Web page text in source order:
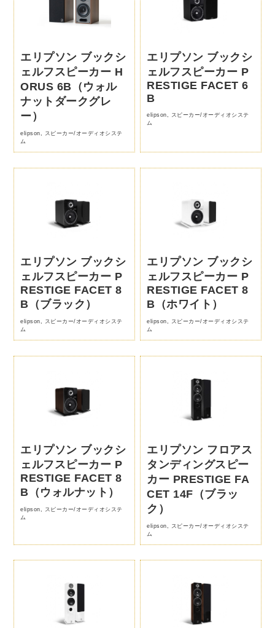
エリプソン ブックシ
ェルフスピーカー H
ORUS 6B（ウォル
ナットダークグレ
ー）
elipson, スピーカー/オーディオシステ
ム
エリプソン ブックシ
ェルフスピーカー P
RESTIGE FACET 6
B
elipson, スピーカー/オーディオシステ
ム
エリプソン ブックシ
ェルフスピーカー P
RESTIGE FACET 8
B（ブラック）
elipson
スピーカー/オーディオシステ
ム
エリプソン ブックシ
ェルフスピーカー P
RESTIGE FACET 8
B（ホワイト）
elipson
スピーカー/オーディオシステ
ム
エリプソン ブックシ
ェルフスピーカー P
RESTIGE FACET 8
B（ウォルナット）
elipson
スピーカー/オーディオシステ
ム
エリプソン フロアス
タンディングスピー
カー PRESTIGE FA
CET 14F（ブラッ
ク）
elipson
スピーカー/オーディオシステ
ム